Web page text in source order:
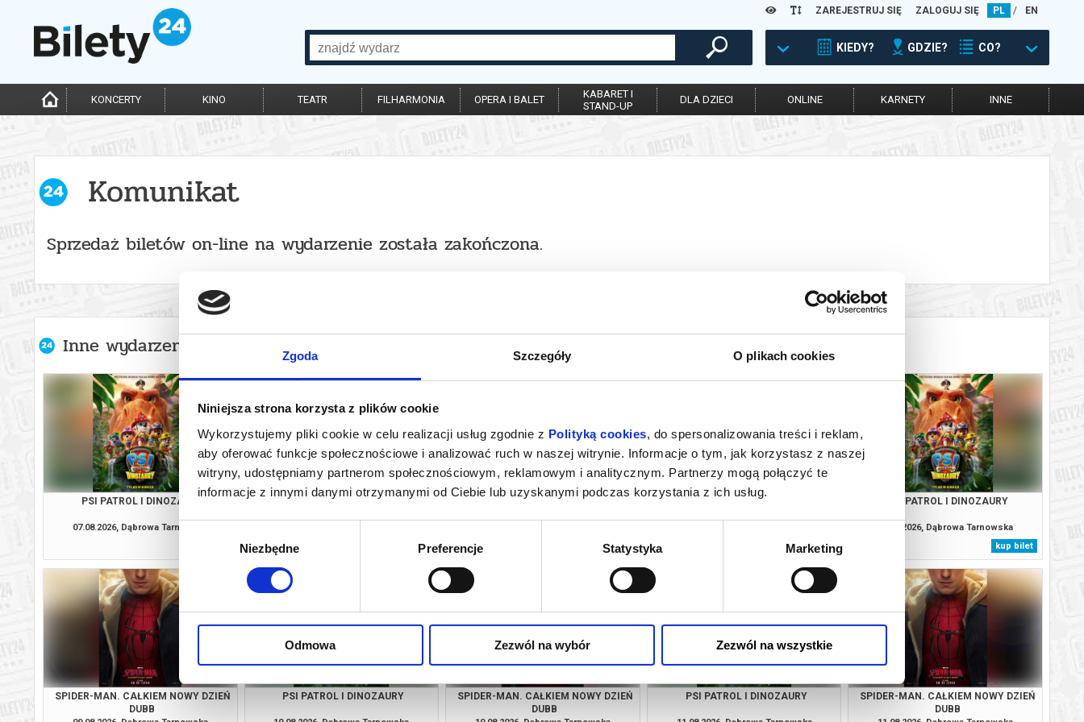
Zgoda Szczegóły O plikach cookies
Niniejsza strona korzysta z plików cookie
Wykorzystujemy pliki cookie w celu realizacji usług zgodnie z Polityką cookies, do spersonalizowania treści i reklam,
aby oferować funkcje społecznościowe i analizować ruch w naszej witrynie. Informacje o tym, jak korzystasz z naszej
witryny, udostępniamy partnerom społecznościowym, reklamowym i analitycznym. Partnerzy mogą połączyć te
informacje z innymi danymi otrzymanymi od Ciebie lub uzyskanymi podczas korzystania z ich usług.
Wybór
Niezbędne Preferencje Statystyka Marketing
Odmowa Zezwól na wybór Zezwól na wszystkie
ZAREJESTRUJ SIĘ ZALOGUJ SIĘ PL / EN
KIEDY? GDZIE? CO?
KONCERTY KINO TEATR FILHARMONIA OPERA I BALET
KABARET I
STAND-UP
DLA DZIECI ONLINE KARNETY INNE
Komunikat
Sprzedaż biletów on-line na wydarzenie została zakończona.
Inne wydarzenia organizatora
PSI PATROL I DINOZAURY
07.08.2026, Dąbrowa Tarnowska
SPIDER-MAN. CAŁKIEM NOWY DZIEŃ
kup bilet
PSI PATROL I DINOZAURY
kup bilet
SPIDER-MAN. CAŁKIEM NOWY DZIEŃ
kup bilet
PSI PATROL I DINOZAURY
09.08.2026, Dąbrowa Tarnowska
kup bilet
SPIDER-MAN. CAŁKIEM NOWY DZIEŃ
DUBB
PSI PATROL I DINOZAURY
SPIDER-MAN. CAŁKIEM NOWY DZIEŃ
DUBB
PSI PATROL I DINOZAURY
SPIDER-MAN. CAŁKIEM NOWY DZIEŃ
DUBB